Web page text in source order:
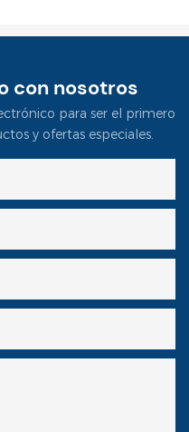
con nosotros
para ser el primero
y ofertas especiales.